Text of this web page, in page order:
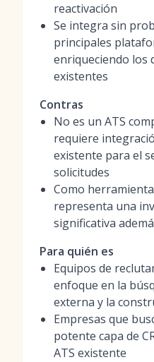
reactivación
Se integra sin
principales
enriqueciendo los
existentes
Contras
No es un ATS
requiere
existente para el
solicitudes
Como
representa una
significativa
Para quién es
Equipos de
enfoque en la
externa y la
Empresas que
potente capa de
ATS existente